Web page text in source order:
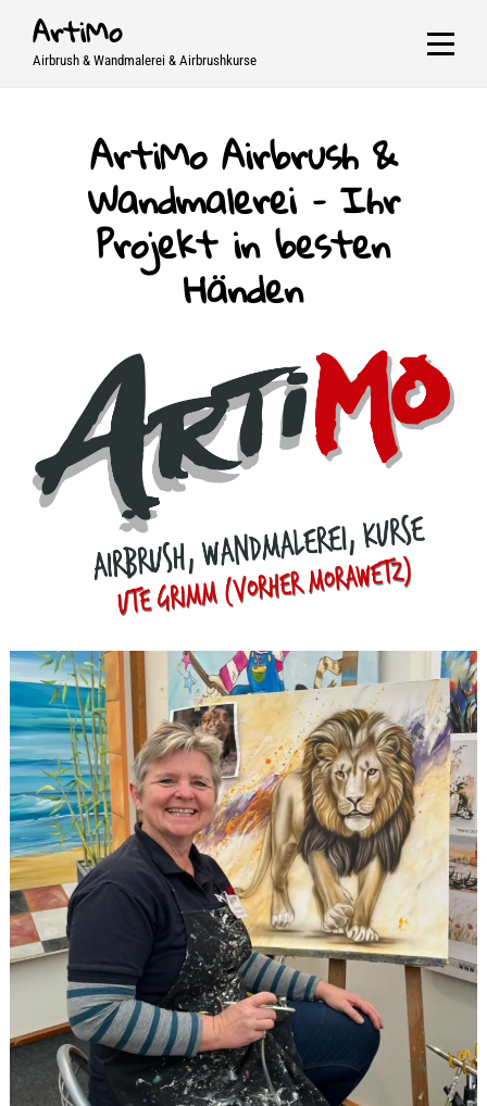
SkipArtiMo
Airbrush & Wandmalerei & Airbrushkurse
ArtiMo Airbrush &
Wandmalerei – Ihr
Projekt in besten
Händen